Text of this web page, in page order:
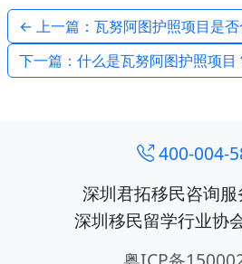
← 上一篇：瓦努阿图护照项目是否
下一篇：什么是瓦努阿图护照项
400-004-
深圳君拓移民咨询服
深圳移民留学行业协